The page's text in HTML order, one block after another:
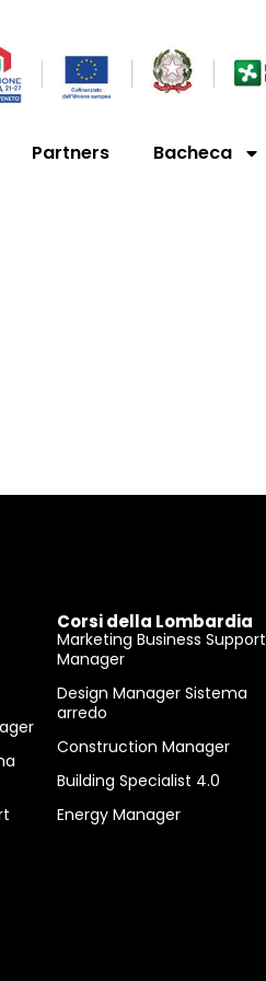
Partners Bacheca
Corsi della Lombardia
Marketing Business Support
Manager
Design Manager Sistema
arredo
Construction Manager
Building Specialist 4.0
Energy Manager